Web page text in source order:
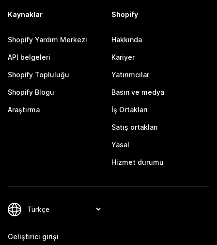
Kaynaklar
Shopify Yardım Merkezi
API belgeleri
Shopify Topluluğu
Shopify Blogu
Araştırma
Shopify
Hakkında
Kariyer
Yatırımcılar
Basın ve medya
İş Ortakları
Satış ortakları
Yasal
Hizmet durumu
Geliştirici girişi